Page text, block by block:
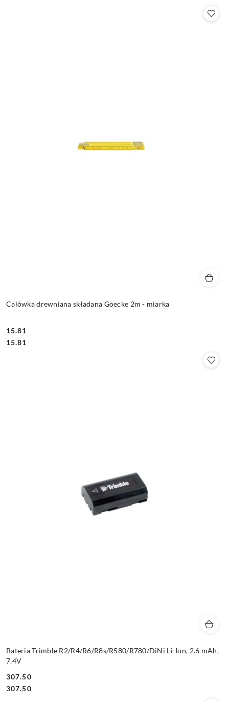
Calówka drewniana składana Goecke 2m - miarka
Cena:
15.81
Cena:
15.81
Bateria Trimble R2/R4/R6/R8s/R580/R780/DiNi Li-Ion, 2.6 mAh,
7.4V
Cena:
307.50
Cena:
307.50